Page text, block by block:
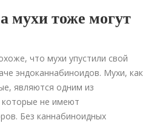
мухи тоже могут
что мухи упустили свой
эндоканнабиноидов. Мухи, как
являются одним из
не имеют
Без каннабиноидных